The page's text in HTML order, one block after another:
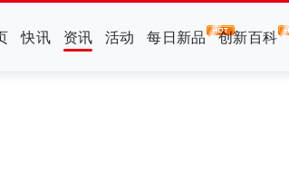
快讯 资讯 活动 每日新品 创新百科